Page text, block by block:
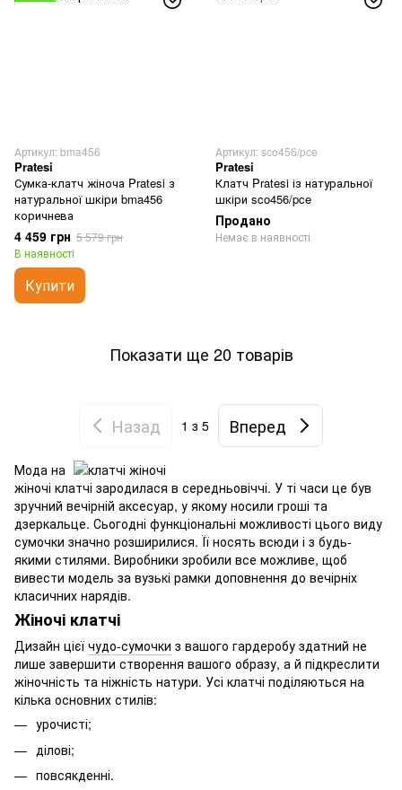
Артикул: bma456
Pratesi
Сумка-клатч жіноча Pratesi з
натуральної шкіри bma456
коричнева
4 459 грн 5 579 грн
В наявності
Купити
Артикул: sco456/pce
Pratesi
Клатч Pratesi із натуральної
шкіри sco456/pce
Продано
Немає в наявності
Показати ще 20 товарів
Назад 1 з 5 Вперед
Мода на
жіночі клатчі зародилася в середньовіччі. У ті часи це був
зручний вечірній аксесуар, у якому носили гроші та
дзеркальце. Сьогодні функціональні можливості цього виду
сумочки значно розширилися. Її носять всюди і з будь-
якими стилями. Виробники зробили все можливе, щоб
вивести модель за вузькі рамки доповнення до вечірніх
класичних нарядів.
Жіночі клатчі
Дизайн цієї чудо-сумочки з вашого гардеробу здатний не
лише завершити створення вашого образу, а й підкреслити
жіночність та ніжність натури. Усі клатчі поділяються на
кілька основних стилів:
урочисті;
ділові;
повсякденні.